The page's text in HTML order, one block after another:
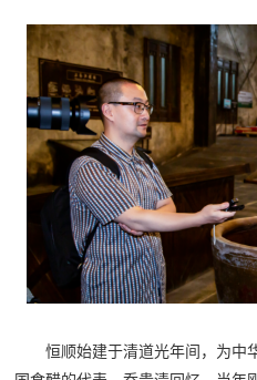
恒顺始建于清道光年间，为中